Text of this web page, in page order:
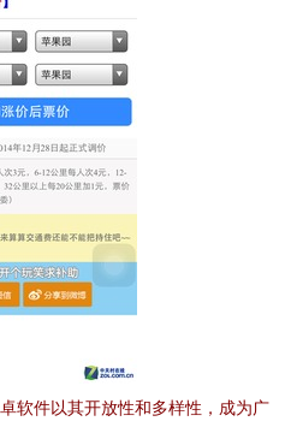
软件以其开放性和多样性，成为广